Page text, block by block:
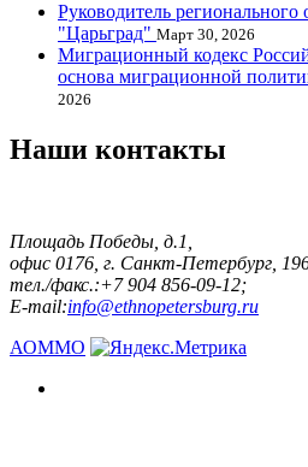
Руководитель регионального
"Царьград" Март 30, 2026
Миграционный кодекс
основа миграционной
2026
Наши контакты
Площадь Победы, д.1,
офис 0176, г. Санкт-Петербург,
тел./факс.:+7 904 856-09-12;
E-mail:info@ethnopetersburg.ru
АОММО